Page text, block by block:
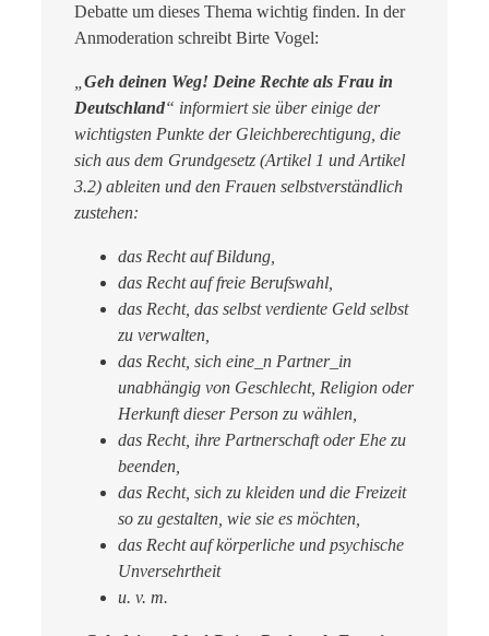
Debatte um dieses Thema wichtig finden. In der
Anmoderation schreibt Birte Vogel:
Geh deinen Weg! Deine Rechte als Frau in
Deutschland“ informiert sie über einige der
wichtigsten Punkte der Gleichberechtigung, die
sich aus dem Grundgesetz (Artikel 1 und Artikel
3.2) ableiten und den Frauen selbstverständlich
zustehen:
das Recht auf Bildung,
das Recht auf freie Berufswahl,
das Recht, das selbst verdiente Geld selbst
zu verwalten,
das Recht, sich eine_n Partner_in
unabhängig von Geschlecht, Religion oder
Herkunft dieser Person zu wählen,
das Recht, ihre Partnerschaft oder Ehe zu
beenden,
das Recht, sich zu kleiden und die Freizeit
so zu gestalten, wie sie es möchten,
das Recht auf körperliche und psychische
Unversehrtheit
u. v. m.